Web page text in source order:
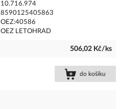
10.716.974
8590125405863
OEZ:40586
OEZ LETOHRAD
506,02 Kč/ks
do košíku